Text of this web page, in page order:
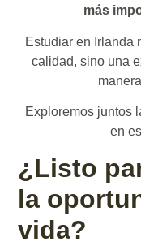
más
Estudiar en Irlanda
calidad, sino una
Exploremos juntos
en
¿Listo
la
vida?